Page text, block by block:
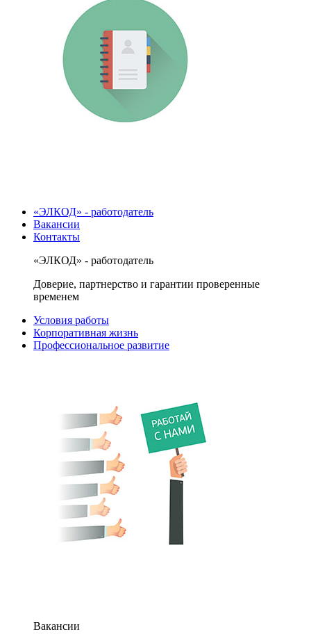
«ЭЛКОД» - работодатель
Вакансии
Контакты
«ЭЛКОД» - работодатель
Доверие, партнерство и гарантии проверенные
временем
Условия работы
Корпоративная жизнь
Профессиональное развитие
Вакансии